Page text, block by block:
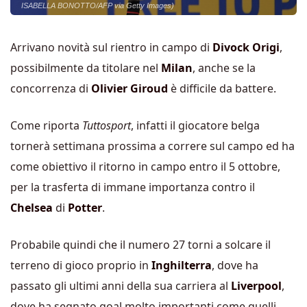
ISABELLA BONOTTO/AFP via Getty Images)
Arrivano novità sul rientro in campo di Divock Origi,
possibilmente da titolare nel Milan, anche se la
concorrenza di Olivier Giroud è difficile da battere.
Come riporta Tuttosport, infatti il giocatore belga
tornerà settimana prossima a correre sul campo ed ha
come obiettivo il ritorno in campo entro il 5 ottobre,
per la trasferta di immane importanza contro il
Chelsea di Potter.
Probabile quindi che il numero 27 torni a solcare il
terreno di gioco proprio in Inghilterra, dove ha
passato gli ultimi anni della sua carriera al Liverpool,